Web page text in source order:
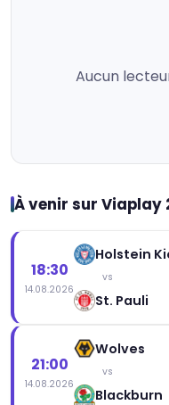
Aucun
À venir sur Viaplay
18:30
14.08.2026
Holstein
vs
St. Pauli
21:00
14.08.2026
Wolves
vs
Blackburn